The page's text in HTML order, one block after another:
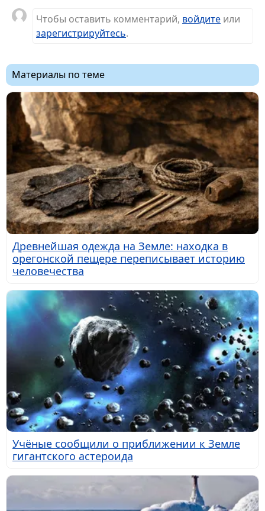
Чтобы оставить комментарий, войдите или
зарегистрируйтесь.
Материалы по теме
Древнейшая одежда на Земле: находка в
орегонской пещере переписывает историю
человечества
Учёные сообщили о приближении к Земле
гигантского астероида